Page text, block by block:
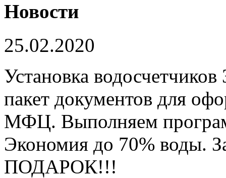
Новости
25.02.2020
Установка
пакет документов для
МФЦ. Выполняем
Экономия до 70% воды.
ПОДАРОК!!!